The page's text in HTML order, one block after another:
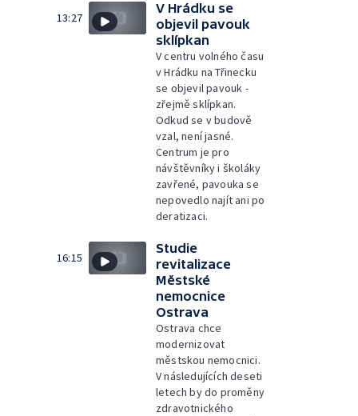
13:27
V Hrádku se
objevil pavouk
sklípkan
V centru volného času
v Hrádku na Třinecku
se objevil pavouk -
zřejmě sklípkan.
Odkud se v budově
vzal, není jasné.
Centrum je pro
návštěvníky i školáky
zavřené, pavouka se
nepovedlo najít ani po
deratizaci.
16:15
Studie
revitalizace
Městské
nemocnice
Ostrava
Ostrava chce
modernizovat
městskou nemocnici.
V následujících deseti
letech by do proměny
zdravotnického